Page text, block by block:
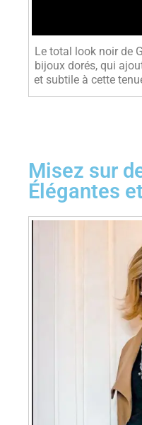
Le total look noir de
bijoux dorés, qui
et subtile à cette
Misez sur
Élégantes